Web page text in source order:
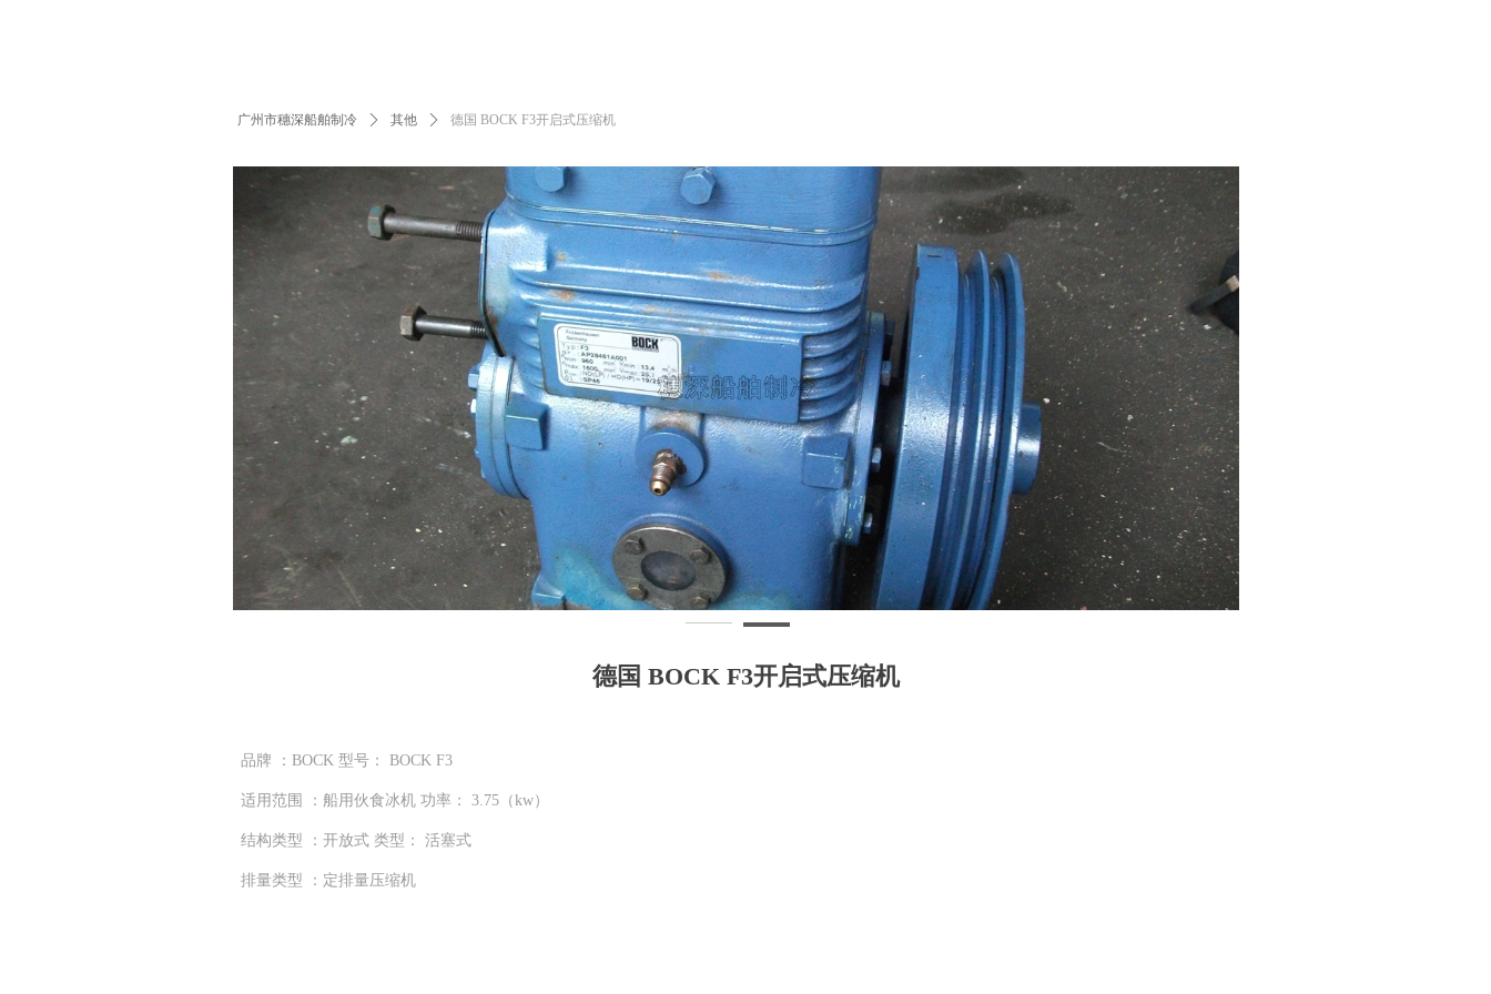
广州市穗深船舶制冷 ꄲ 其他 ꄲ 德国 BOCK F3开启式压缩机
德国 BOCK F3开启式压缩机
品牌 ：BOCK 型号： BOCK F3
适用范围 ：船用伙食冰机 功率： 3.75（kw）
结构类型 ：开放式 类型： 活塞式
排量类型 ：定排量压缩机